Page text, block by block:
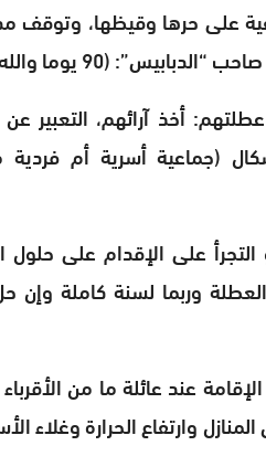
على حرها وقيظها،
يوما والله المستعان).
أخذ آرائهم، التعبير
(جماعية أسرية أم
التجرأ على الإقدام على حلول
وربما لسنة كاملة
عند عائلة ما من
وارتفاع الحرارة وغلاء